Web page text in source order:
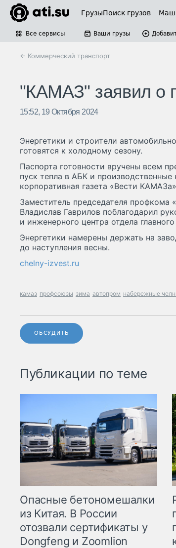
ГрузыПоиск грузов
Все сервисы Ваши грузы
← Коммерческий транспорт
"КАМАЗ" заявил о
15:52, 19 Октября 2024
Энергетики и строители
готовятся к холодному сезону.
Паспорта готовности вручены всем
пуск тепла в АБК и
корпоративная газета «Вести
Заместитель председателя
Владислав Гаврилов поблагодарил
и инженерного центра отдела
Энергетики намерены держать на
до наступления весны.
chelny-izvest.ru
камаз профсоюзы зима автопром набережные
ОБСУДИТЬ
Публикации по теме
Опасные бетономешалки
из Китая. В России
отозвали сертификаты у
Dongfeng и Zoomlion